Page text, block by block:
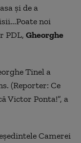
și de a
noi
PDL, Gheorghe
Tinel a
(Reporter: Ce
Victor Ponta!”, a
Camerei